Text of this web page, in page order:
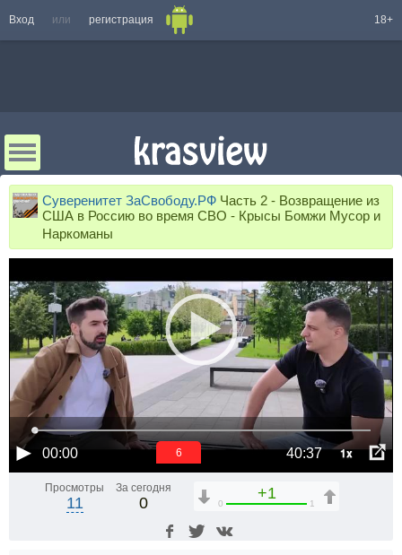
Вход или регистрация 18+
Суверенитет ЗаСвободу.РФ Часть 2 - Возвращение из
США в Россию во время СВО - Крысы Бомжи Мусор и
Наркоманы
00:00 40:37 1x
6
Просмотры
11
За сегодня
0
+1
0 1